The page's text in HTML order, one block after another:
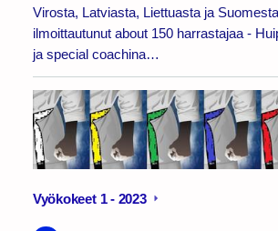
Virosta, Latviasta, Liettuasta ja
ilmoittautunut about 150 harrastajaa -
ja special coachina…
Vyökokeet 1 - 2023